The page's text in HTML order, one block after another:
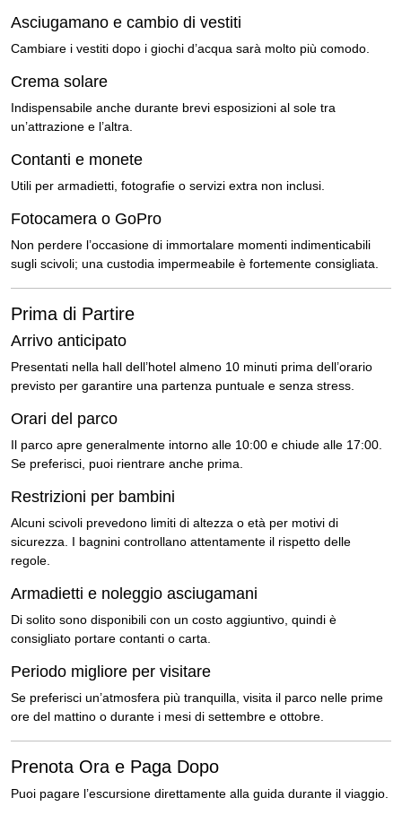
Asciugamano e cambio di vestiti
Cambiare i vestiti dopo i giochi d’acqua sarà molto più comodo.
Crema solare
Indispensabile anche durante brevi esposizioni al sole tra
un’attrazione e l’altra.
Contanti e monete
Utili per armadietti, fotografie o servizi extra non inclusi.
Fotocamera o GoPro
Non perdere l’occasione di immortalare momenti indimenticabili
sugli scivoli; una custodia impermeabile è fortemente consigliata.
Prima di Partire
Arrivo anticipato
Presentati nella hall dell’hotel almeno 10 minuti prima dell’orario
previsto per garantire una partenza puntuale e senza stress.
Orari del parco
Il parco apre generalmente intorno alle 10:00 e chiude alle 17:00.
Se preferisci, puoi rientrare anche prima.
Restrizioni per bambini
Alcuni scivoli prevedono limiti di altezza o età per motivi di
sicurezza. I bagnini controllano attentamente il rispetto delle
regole.
Armadietti e noleggio asciugamani
Di solito sono disponibili con un costo aggiuntivo, quindi è
consigliato portare contanti o carta.
Periodo migliore per visitare
Se preferisci un’atmosfera più tranquilla, visita il parco nelle prime
ore del mattino o durante i mesi di settembre e ottobre.
Prenota Ora e Paga Dopo
Puoi pagare l’escursione direttamente alla guida durante il viaggio.